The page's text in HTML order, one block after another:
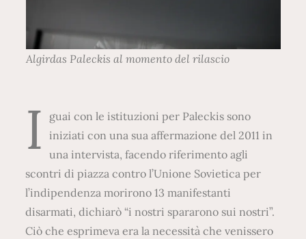
Algirdas Paleckis al momento del rilascio
I
guai con le istituzioni per Paleckis sono
iniziati con una sua affermazione del 2011 in
una intervista, facendo riferimento agli
scontri di piazza contro l’Unione Sovietica per
l’indipendenza morirono 13 manifestanti
disarmati, dichiarò “i nostri spararono sui nostri”.
Ciò che esprimeva era la necessità che venissero